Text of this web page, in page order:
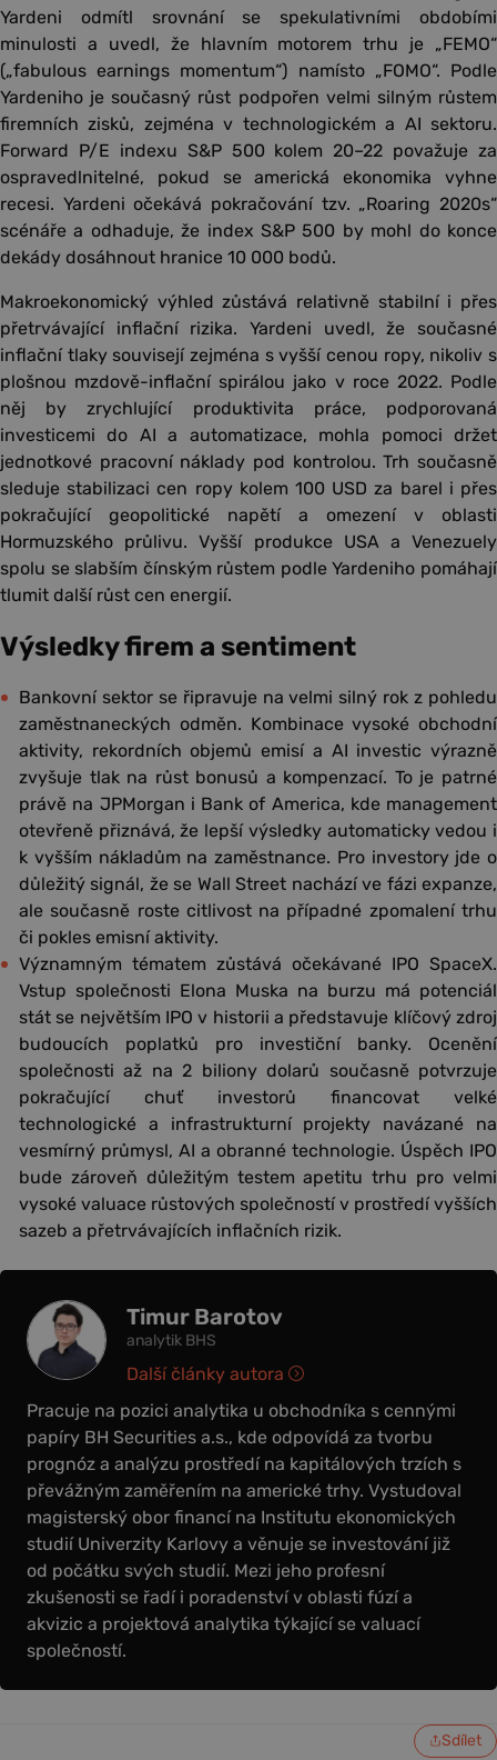
Yardeni odmítl srovnání se spekulativními obdobími
minulosti a uvedl, že hlavním motorem trhu je „FEMO“
(„fabulous earnings momentum“) namísto „FOMO“. Podle
Yardeniho je současný růst podpořen velmi silným růstem
firemních zisků, zejména v technologickém a AI sektoru.
Forward P/E indexu S&P 500 kolem 20–22 považuje za
ospravedlnitelné, pokud se americká ekonomika vyhne
recesi. Yardeni očekává pokračování tzv. „Roaring 2020s“
scénáře a odhaduje, že index S&P 500 by mohl do konce
dekády dosáhnout hranice 10 000 bodů.
Makroekonomický výhled zůstává relativně stabilní i přes
přetrvávající inflační rizika. Yardeni uvedl, že současné
inflační tlaky souvisejí zejména s vyšší cenou ropy, nikoliv s
plošnou mzdově-inflační spirálou jako v roce 2022. Podle
něj by zrychlující produktivita práce, podporovaná
investicemi do AI a automatizace, mohla pomoci držet
jednotkové pracovní náklady pod kontrolou. Trh současně
sleduje stabilizaci cen ropy kolem 100 USD za barel i přes
pokračující geopolitické napětí a omezení v oblasti
Hormuzského průlivu. Vyšší produkce USA a Venezuely
spolu se slabším čínským růstem podle Yardeniho pomáhají
tlumit další růst cen energií.
Výsledky firem a sentiment
Bankovní sektor se řipravuje na velmi silný rok z pohledu
zaměstnaneckých odměn. Kombinace vysoké obchodní
aktivity, rekordních objemů emisí a AI investic výrazně
zvyšuje tlak na růst bonusů a kompenzací. To je patrné
právě na JPMorgan i Bank of America, kde management
otevřeně přiznává, že lepší výsledky automaticky vedou i
k vyšším nákladům na zaměstnance. Pro investory jde o
důležitý signál, že se Wall Street nachází ve fázi expanze,
ale současně roste citlivost na případné zpomalení trhu
či pokles emisní aktivity.
Významným tématem zůstává očekávané IPO SpaceX.
Vstup společnosti Elona Muska na burzu má potenciál
stát se největším IPO v historii a představuje klíčový zdroj
budoucích poplatků pro investiční banky. Ocenění
společnosti až na 2 biliony dolarů současně potvrzuje
pokračující chuť investorů financovat velké
technologické a infrastrukturní projekty navázané na
vesmírný průmysl, AI a obranné technologie. Úspěch IPO
bude zároveň důležitým testem apetitu trhu pro velmi
vysoké valuace růstových společností v prostředí vyšších
sazeb a přetrvávajících inflačních rizik.
Timur Barotov
analytik BHS
Pracuje na pozici analytika u obchodníka s cennými
papíry BH Securities a.s., kde odpovídá za tvorbu
prognóz a analýzu prostředí na kapitálových trzích s
převážným zaměřením na americké trhy. Vystudoval
magisterský obor financí na Institutu ekonomických
studií Univerzity Karlovy a věnuje se investování již
od počátku svých studií. Mezi jeho profesní
zkušenosti se řadí i poradenství v oblasti fúzí a
akvizic a projektová analytika týkající se valuací
společností.
Další články autora
Sdílet